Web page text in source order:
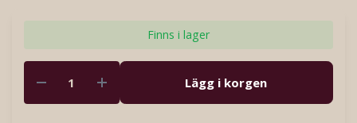
Finns i lager
Lägg i korgen